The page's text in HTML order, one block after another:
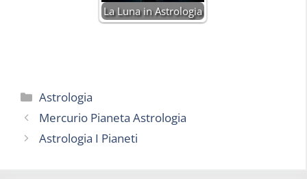
La Luna in Astrologia
Categorie
Astrologia
Mercurio Pianeta Astrologia
Astrologia I Pianeti